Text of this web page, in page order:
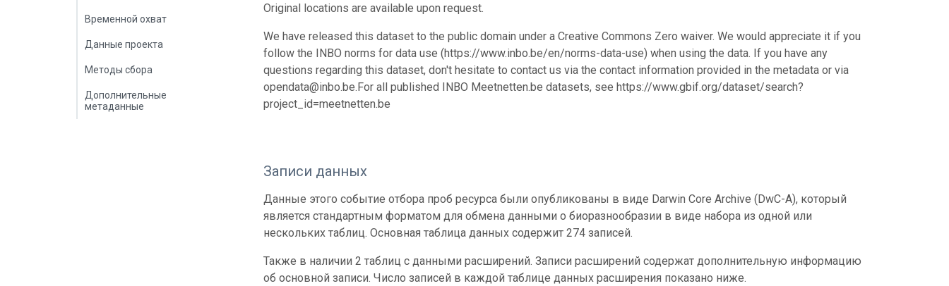
Временной охват
Данные проекта
Методы сбора
Дополнительные
метаданные
Original locations are available upon request.
We have released this dataset to the public domain under a Creative Commons Zero waiver. We would appreciate it if you
follow the INBO norms for data use (https://www.inbo.be/en/norms-data-use) when using the data. If you have any
questions regarding this dataset, don't hesitate to contact us via the contact information provided in the metadata or via
opendata@inbo.be.For all published INBO Meetnetten.be datasets, see https://www.gbif.org/dataset/search?
project_id=meetnetten.be
Записи данных
Данные этого событие отбора проб ресурса были опубликованы в виде Darwin Core Archive (DwC-A), который
является стандартным форматом для обмена данными о биоразнообразии в виде набора из одной или
нескольких таблиц. Основная таблица данных содержит 274 записей.
Также в наличии 2 таблиц с данными расширений. Записи расширений содержат дополнительную информацию
об основной записи. Число записей в каждой таблице данных расширения показано ниже.